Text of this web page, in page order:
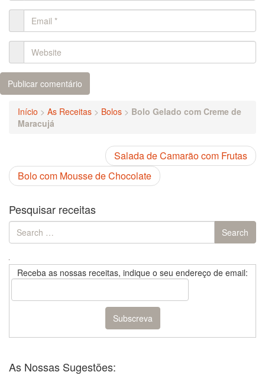
Início > As Receitas > Bolos > Bolo Gelado com Creme de
Maracujá
Salada de Camarão com Frutas
Bolo com Mousse de Chocolate
Pesquisar receitas
Search
for:
Search
Receba as nossas receitas, indique o seu endereço de email:
As Nossas Sugestões: